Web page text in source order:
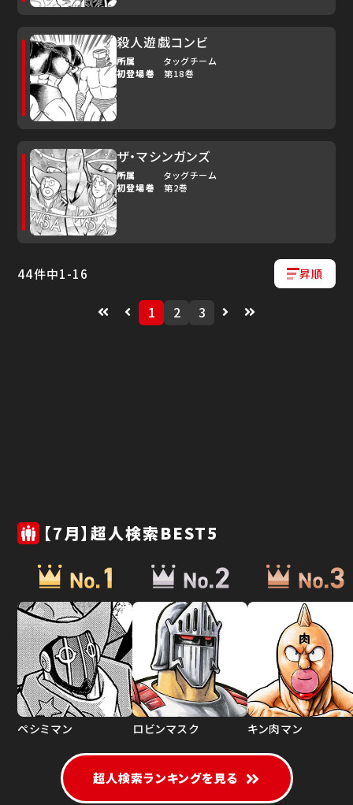
殺人遊戯コンビ
所属
タッグチーム
初登場巻
第18巻
ザ・マシンガンズ
所属
タッグチーム
初登場巻
第2巻
44件中1-16
1 2 3
昇順
【7月】超人検索BEST5
ペシミマン ロビンマスク キン肉マン
超人検索ランキングを見る